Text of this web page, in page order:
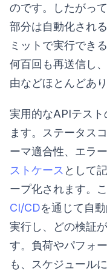
のです。したがっ
部分は自動化され
ミットで実行でき
何百回も再送信し
由などほとんどあり
実用的なAPIテスト
ます。ステータス
ーマ適合性、エラ
ストケース として
ープ化されます。
CI/CDを通じて自
実行し、どの検証
す。負荷やパフォ
も、スケジュール